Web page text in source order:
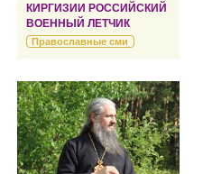
КИРГИЗИИ РОССИЙСКИЙ
ВОЕННЫЙ ЛЕТЧИК
Православные сми